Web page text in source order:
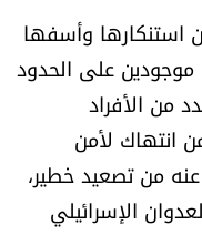
استنكارها وأسفها
موجودين على الحدود
من الأفراد
انتهاك لأمن
من تصعيد خطير،
الإسرائيلي